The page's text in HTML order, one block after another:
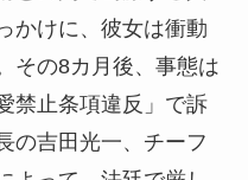
かけに、彼女は衝動
その8カ月後、事態は
禁止条項違反」で訴
の吉田光一、チーフ